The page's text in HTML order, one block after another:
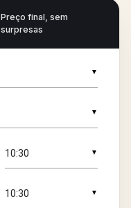
Preço final, sem
surpresas